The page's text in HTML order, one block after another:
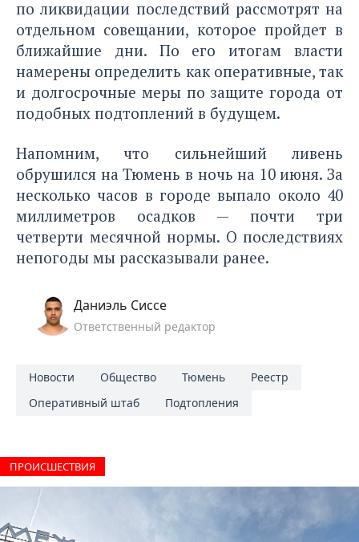
по ликвидации последствий рассмотрят на
отдельном совещании, которое пройдет в
ближайшие дни. По его итогам власти
намерены определить как оперативные, так
и долгосрочные меры по защите города от
подобных подтоплений в будущем.
Напомним, что сильнейший ливень
обрушился на Тюмень в ночь на 10 июня. За
несколько часов в городе выпало около 40
миллиметров осадков — почти три
четверти месячной нормы. О последствиях
непогоды мы рассказывали ранее.
Даниэль Сиссе
Ответственный редактор
Новости Общество Тюмень
Реестр
Оперативный штаб
Подтопления
ПРОИCШЕСТВИЯ